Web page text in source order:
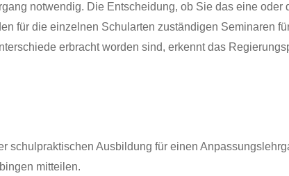
notwendig. Die Entscheidung, ob Sie das eine oder
für die einzelnen Schularten zuständigen Seminaren
erbracht worden sind, erkennt das
schulpraktischen Ausbildung für einen
mitteilen.